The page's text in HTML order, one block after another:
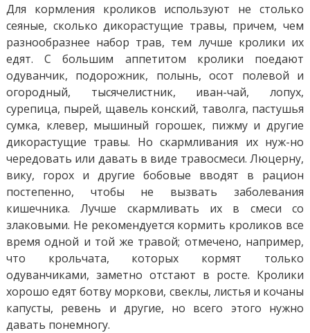
Для кормления кроликов используют не столько
сеяные, сколько дикорастущие травы, причем, чем
разнообразнее набор трав, тем лучше кролики их
едят. С большим аппетитом кролики поедают
одуванчик, подорожник, полынь, осот полевой и
огородный, тысячелистник, иван-чай, лопух,
сурепица, пырей, щавель конский, таволга, пастушья
сумка, клевер, мышиный горошек, пижму и другие
дикорастущие травы. Но скармливания их нуж-но
чередовать или давать в виде травосмеси. Люцерну,
вику, горох и другие бобовые вводят в рацион
постепенно, чтобы не вызвать заболевания
кишечника. Лучше скармливать их в смеси со
злаковыми. Не рекомендуется кормить кроликов все
время одной и той же травой; отмечено, например,
что крольчата, которых кормят только
одуванчиками, заметно отстают в росте. Кролики
хорошо едят ботву моркови, свеклы, листья и кочаны
капусты, ревень и другие, но всего этого нужно
давать понемногу.